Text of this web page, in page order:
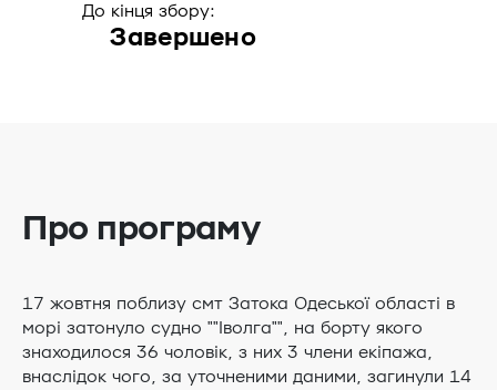
До кінця збору:
Завершено
Про програму
17 жовтня поблизу смт Затока Одеської області в
морі затонуло судно ""Іволга"", на борту якого
знаходилося 36 чоловік, з них 3 члени екіпажа,
внаслідок чого, за уточненими даними, загинули 14